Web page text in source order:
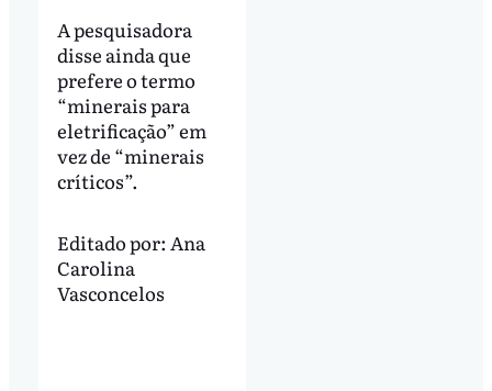
A pesquisadora
disse ainda que
prefere o termo
“minerais para
eletrificação” em
vez de “minerais
críticos”.
Editado por: Ana
Carolina
Vasconcelos